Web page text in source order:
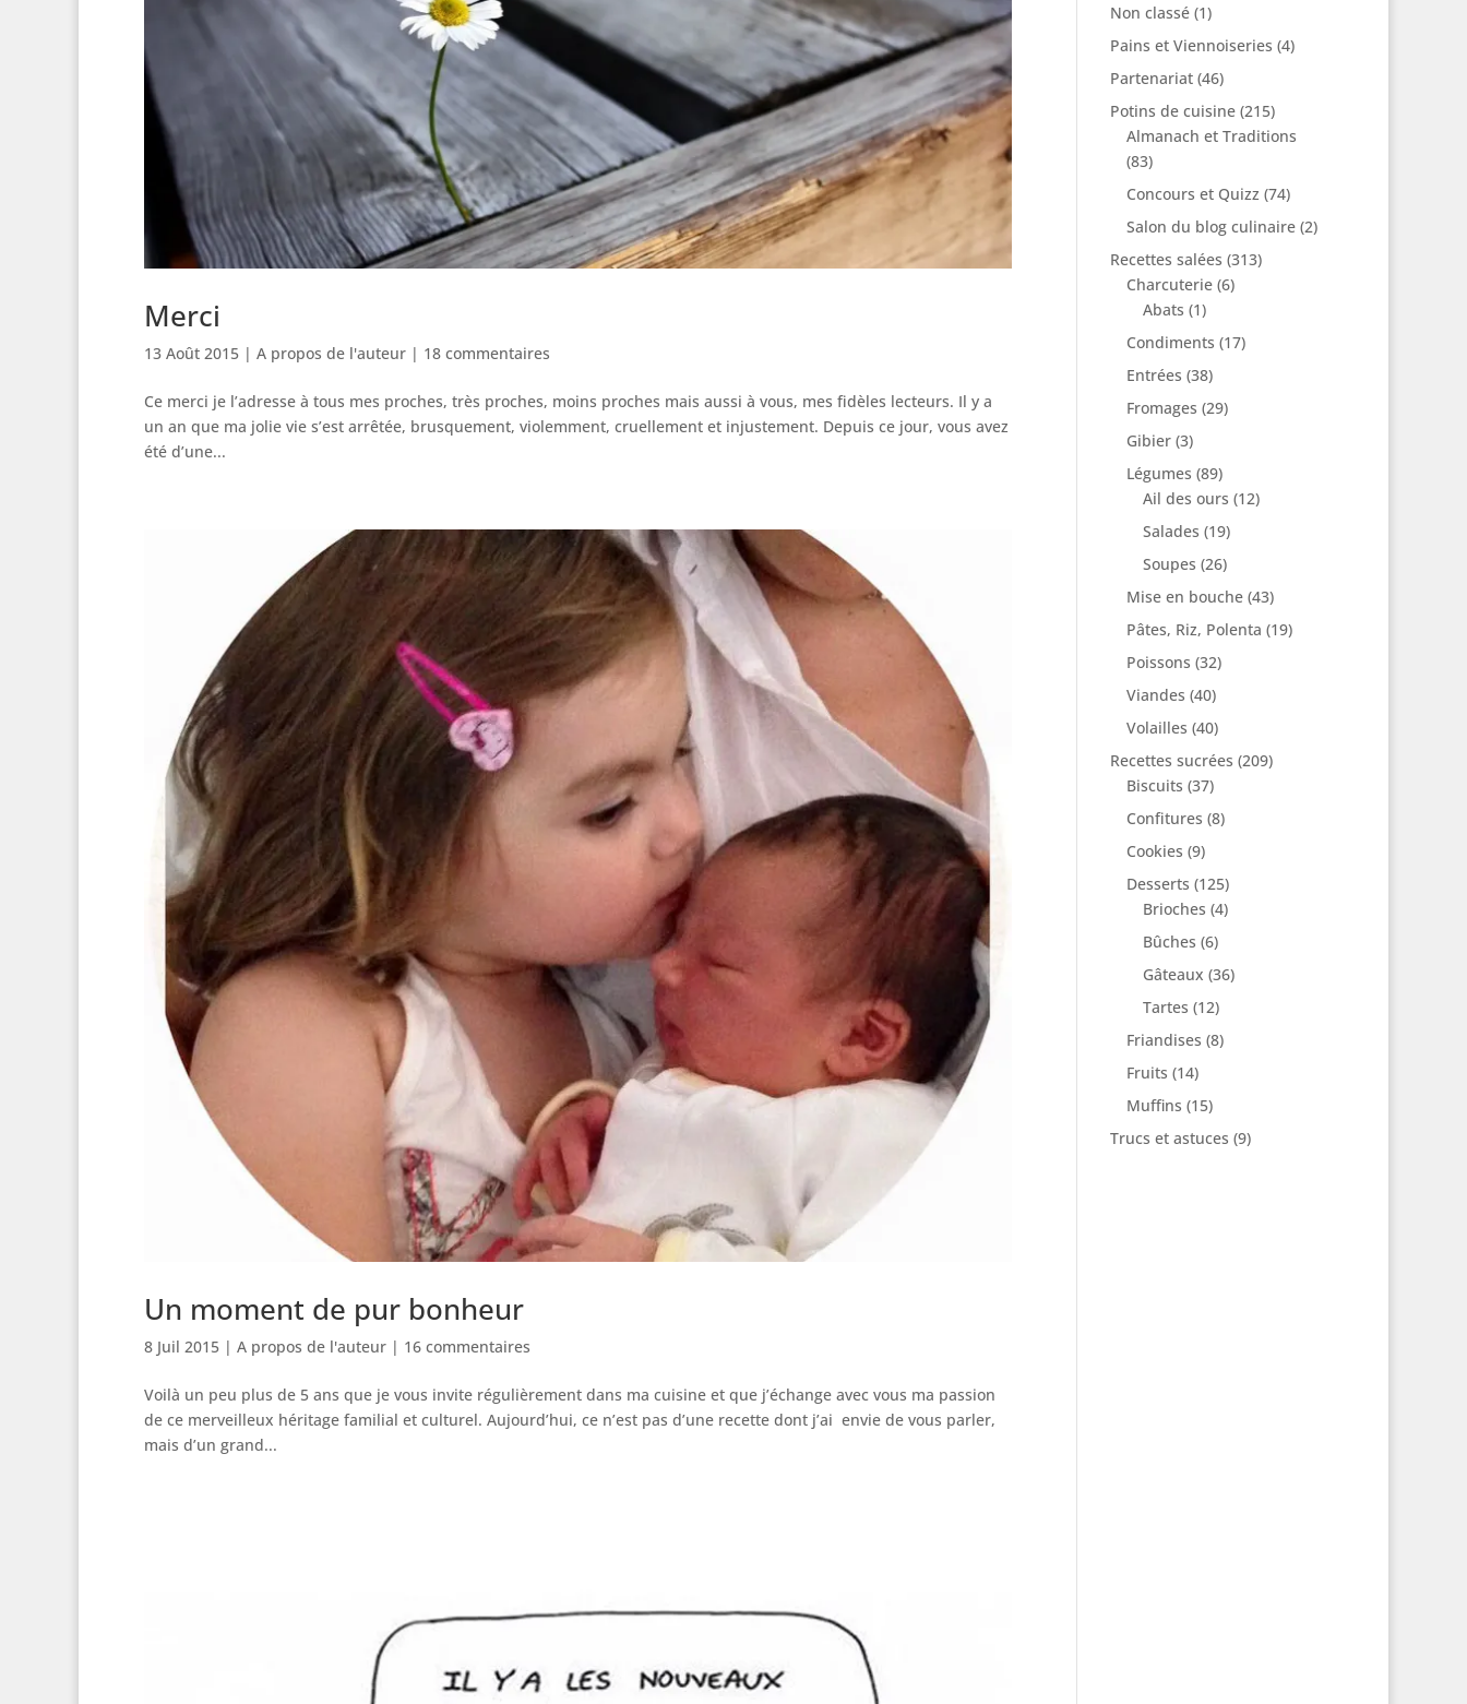
Merci
13 Août 2015 | A propos de l'auteur | 18 commentaires
Ce merci je l’adresse à tous mes proches, très proches, moins proches mais aussi à vous, mes fidèles lecteurs. Il y a
un an que ma jolie vie s’est arrêtée, brusquement, violemment, cruellement et injustement. Depuis ce jour, vous avez
été d’une...
Un moment de pur bonheur
8 Juil 2015 | A propos de l'auteur | 16 commentaires
Voilà un peu plus de 5 ans que je vous invite régulièrement dans ma cuisine et que j’échange avec vous ma passion
de ce merveilleux héritage familial et culturel. Aujourd’hui, ce n’est pas d’une recette dont j’ai envie de vous parler,
mais d’un grand...
Non classé(1)
Pains et Viennoiseries (4)
Partenariat(46)
Potins de cuisine(215)
Almanach et Traditions
(83)
Concours et Quizz (74)
Salon du blog culinaire(2)
Recettes salées (313)
Charcuterie(6)
Abats (1)
Condiments (17)
Entrées (38)
Fromages (29)
Gibier(3)
Légumes (89)
Ail des ours (12)
Salades (19)
Soupes (26)
Mise en bouche(43)
Pâtes, Riz, Polenta (19)
Poissons (32)
Viandes (40)
Volailles (40)
Recettes sucrées (209)
Biscuits (37)
Confitures (8)
Cookies (9)
Desserts (125)
Brioches (4)
Bûches (6)
Gâteaux (36)
Tartes (12)
Friandises (8)
Fruits (14)
Muffins (15)
Trucs et astuces (9)